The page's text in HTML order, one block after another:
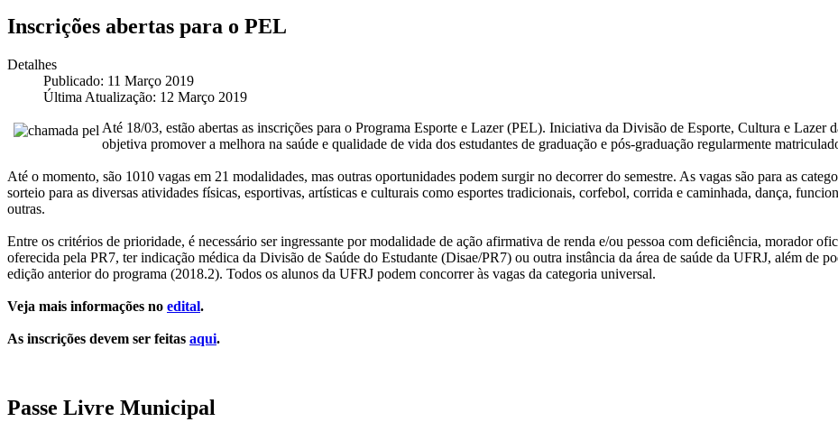
Inscrições abertas para o PEL
Detalhes
Publicado: 11 Março 2019
Última Atualização: 12 Março 2019
Até 18/03, estão abertas as inscrições para o Programa Esporte e Lazer (PEL). Iniciativa da Divisão de Esporte, Cultura e
objetiva promover a melhora na saúde e qualidade de vida dos estudantes de graduação e pós-graduação regularmente
Até o momento, são 1010 vagas em 21 modalidades, mas outras oportunidades podem surgir no decorrer do semestre. As vagas são para as
sorteio para as diversas atividades físicas, esportivas, artísticas e culturais como esportes tradicionais, corfebol, corrida e caminhada, dança,
outras.
Entre os critérios de prioridade, é necessário ser ingressante por modalidade de ação afirmativa de renda e/ou pessoa com deficiência, morador
oferecida pela PR7, ter indicação médica da Divisão de Saúde do Estudante (Disae/PR7) ou outra instância da área de saúde da UFRJ, além de
edição anterior do programa (2018.2). Todos os alunos da UFRJ podem concorrer às vagas da categoria universal.
Veja mais informações no edital.
As inscrições devem ser feitas aqui.
Passe Livre Municipal